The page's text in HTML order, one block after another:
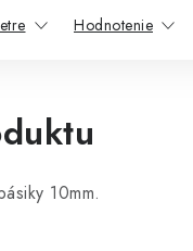
Hodnotenie
10mm.